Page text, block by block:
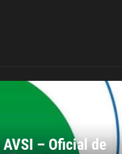
– Oficial de